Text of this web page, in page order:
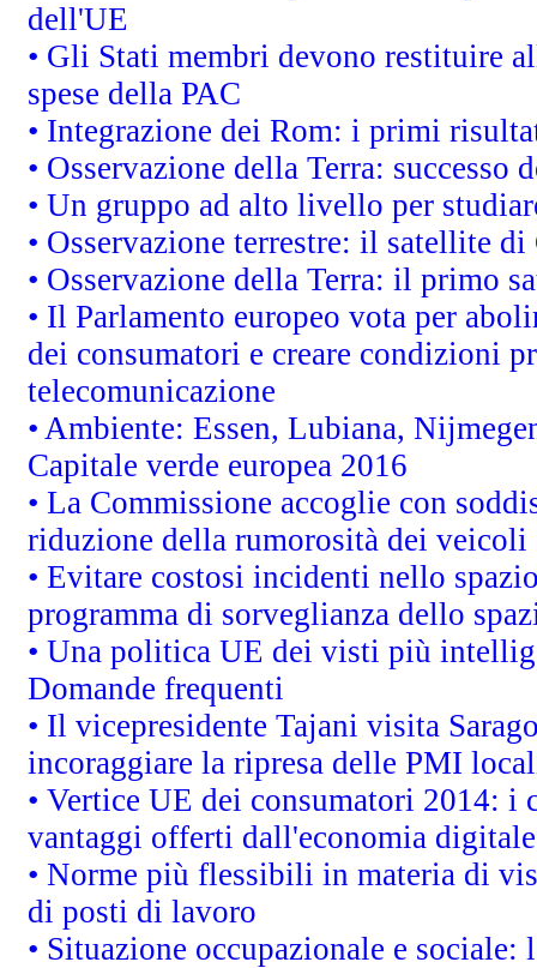
dell'UE
• Gli Stati membri devono restituire
spese della PAC
• Integrazione dei Rom: i primi
• Osservazione della Terra:
• Un gruppo ad alto livello per
• Osservazione terrestre: il satellite
• Osservazione della Terra: il primo
• Il Parlamento europeo vota per
dei consumatori e creare condizioni
telecomunicazione
• Ambiente: Essen, Lubiana,
Capitale verde europea 2016
• La Commissione accoglie con
riduzione della rumorosità dei veicoli
• Evitare costosi incidenti nello
programma di sorveglianza dello
• Una politica UE dei visti più
Domande frequenti
• Il vicepresidente Tajani visita
incoraggiare la ripresa delle PMI
• Vertice UE dei consumatori 2014:
vantaggi offerti dall'economia digitale
• Norme più flessibili in materia di
di posti di lavoro
• Situazione occupazionale e